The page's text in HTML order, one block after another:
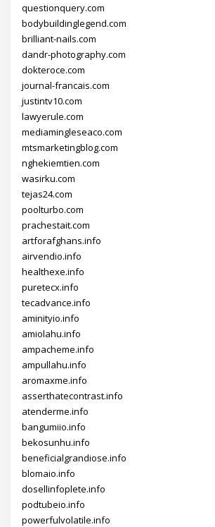
questionquery.com
bodybuildinglegend.com
brilliant-nails.com
dandr-photography.com
dokteroce.com
journal-francais.com
justintv10.com
lawyerule.com
mediamingleseaco.com
mtsmarketingblog.com
nghekiemtien.com
wasirku.com
tejas24.com
poolturbo.com
prachestait.com
artforafghans.info
airvendio.info
healthexe.info
puretecx.info
tecadvance.info
aminityio.info
amiolahu.info
ampacheme.info
ampullahu.info
aromaxme.info
asserthatecontrast.info
atenderme.info
bangumiio.info
bekosunhu.info
beneficialgrandiose.info
blomaio.info
dosellinfoplete.info
podtubeio.info
powerfulvolatile.info